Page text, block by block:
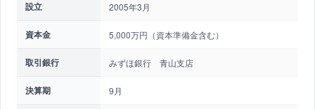
設立 2005年3月
資本金 5,000万円（資本準備金含む）
取引銀行 みずほ銀行 青山支店
決算期 9月